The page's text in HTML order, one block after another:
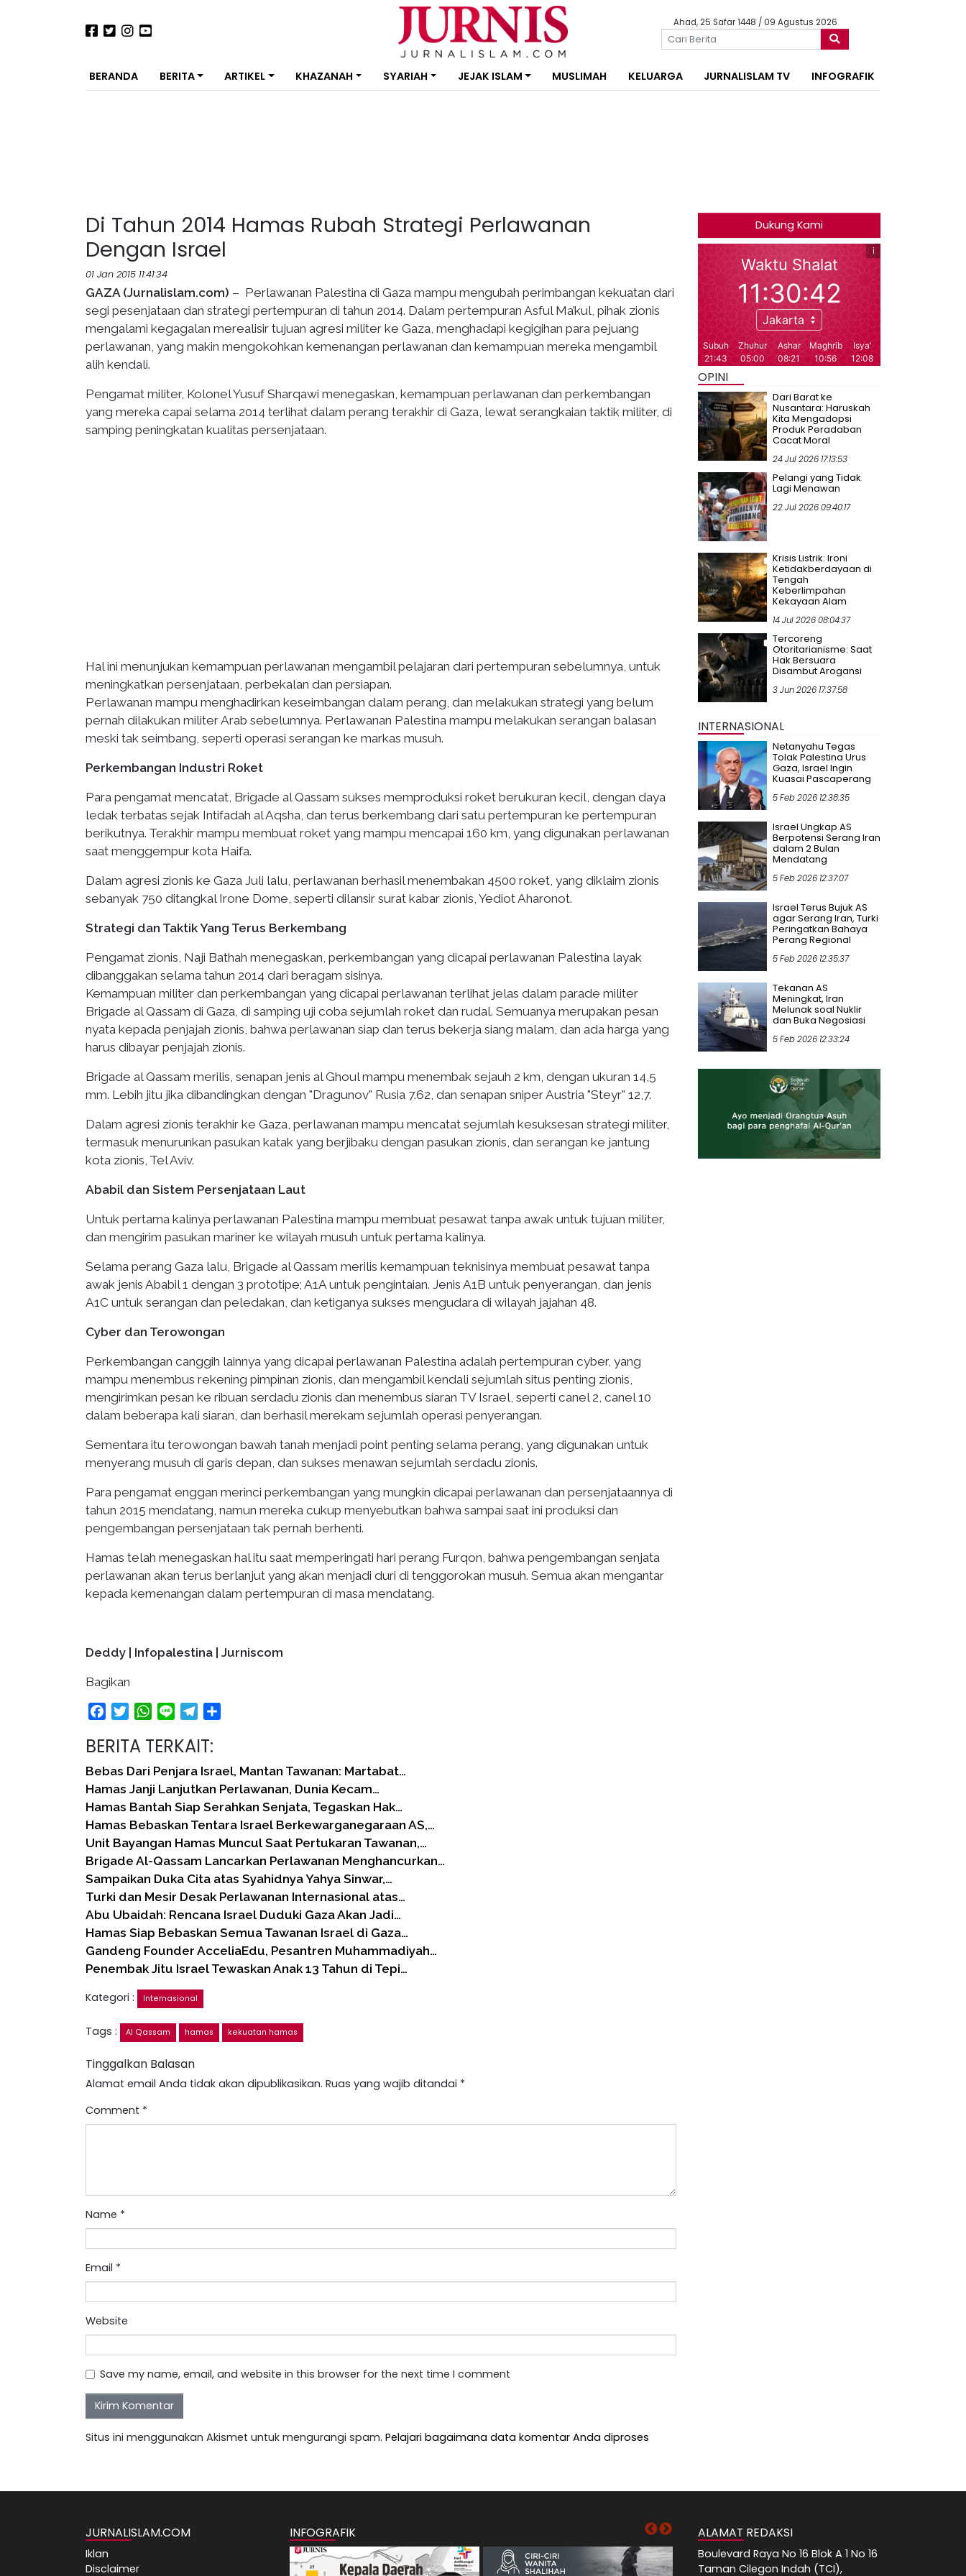
Ahad, 25 Safar 1448 / 09 Agustus 2026
BERANDA BERITA ARTIKEL KHAZANAH SYARIAH JEJAK ISLAM MUSLIMAH KELUARGA JURNALISLAM TV INFOGRAFIK
Di Tahun 2014 Hamas Rubah Strategi Perlawanan
Dengan Israel
01 Jan 2015 11:41:34
GAZA (Jurnalislam.com) – Perlawanan Palestina di Gaza mampu mengubah perimbangan kekuatan dari
segi pesenjataan dan strategi pertempuran di tahun 2014. Dalam pertempuran Asful Ma’kul, pihak zionis
mengalami kegagalan merealisir tujuan agresi militer ke Gaza, menghadapi kegigihan para pejuang
perlawanan, yang makin mengokohkan kemenangan perlawanan dan kemampuan mereka mengambil
alih kendali.
Pengamat militer, Kolonel Yusuf Sharqawi menegaskan, kemampuan perlawanan dan perkembangan
yang mereka capai selama 2014 terlihat dalam perang terakhir di Gaza, lewat serangkaian taktik militer, di
samping peningkatan kualitas persenjataan.
Hal ini menunjukan kemampuan perlawanan mengambil pelajaran dari pertempuran sebelumnya, untuk
meningkatkan persenjataan, perbekalan dan persiapan.
Perlawanan mampu menghadirkan keseimbangan dalam perang, dan melakukan strategi yang belum
pernah dilakukan militer Arab sebelumnya. Perlawanan Palestina mampu melakukan serangan balasan
meski tak seimbang, seperti operasi serangan ke markas musuh.
Perkembangan Industri Roket
Para pengamat mencatat, Brigade al Qassam sukses memproduksi roket berukuran kecil, dengan daya
ledak terbatas sejak Intifadah al Aqsha, dan terus berkembang dari satu pertempuran ke pertempuran
berikutnya. Terakhir mampu membuat roket yang mampu mencapai 160 km, yang digunakan perlawanan
saat menggempur kota Haifa.
Dalam agresi zionis ke Gaza Juli lalu, perlawanan berhasil menembakan 4500 roket, yang diklaim zionis
sebanyak 750 ditangkal Irone Dome, seperti dilansir surat kabar zionis, Yediot Aharonot.
Strategi dan Taktik Yang Terus Berkembang
Pengamat zionis, Naji Bathah menegaskan, perkembangan yang dicapai perlawanan Palestina layak
dibanggakan selama tahun 2014 dari beragam sisinya.
Kemampuan militer dan perkembangan yang dicapai perlawanan terlihat jelas dalam parade militer
Brigade al Qassam di Gaza, di samping uji coba sejumlah roket dan rudal. Semuanya merupakan pesan
nyata kepada penjajah zionis, bahwa perlawanan siap dan terus bekerja siang malam, dan ada harga yang
harus dibayar penjajah zionis.
Brigade al Qassam merilis, senapan jenis al Ghoul mampu menembak sejauh 2 km, dengan ukuran 14,5
mm. Lebih jitu jika dibandingkan dengan "Dragunov" Rusia 7.62, dan senapan sniper Austria "Steyr" 12,7.
Dalam agresi zionis terakhir ke Gaza, perlawanan mampu mencatat sejumlah kesuksesan strategi militer,
termasuk menurunkan pasukan katak yang berjibaku dengan pasukan zionis, dan serangan ke jantung
kota zionis, Tel Aviv.
Ababil dan Sistem Persenjataan Laut
Untuk pertama kalinya perlawanan Palestina mampu membuat pesawat tanpa awak untuk tujuan militer,
dan mengirim pasukan mariner ke wilayah musuh untuk pertama kalinya.
Selama perang Gaza lalu, Brigade al Qassam merilis kemampuan teknisinya membuat pesawat tanpa
awak jenis Ababil 1 dengan 3 prototipe; A1A untuk pengintaian. Jenis A1B untuk penyerangan, dan jenis
A1C untuk serangan dan peledakan, dan ketiganya sukses mengudara di wilayah jajahan 48.
Cyber dan Terowongan
Perkembangan canggih lainnya yang dicapai perlawanan Palestina adalah pertempuran cyber, yang
mampu menembus rekening pimpinan zionis, dan mengambil kendali sejumlah situs penting zionis,
mengirimkan pesan ke ribuan serdadu zionis dan menembus siaran TV Israel, seperti canel 2, canel 10
dalam beberapa kali siaran, dan berhasil merekam sejumlah operasi penyerangan.
Sementara itu terowongan bawah tanah menjadi point penting selama perang, yang digunakan untuk
menyerang musuh di garis depan, dan sukses menawan sejumlah serdadu zionis.
Para pengamat enggan merinci perkembangan yang mungkin dicapai perlawanan dan persenjataannya di
tahun 2015 mendatang, namun mereka cukup menyebutkan bahwa sampai saat ini produksi dan
pengembangan persenjataan tak pernah berhenti.
Hamas telah menegaskan hal itu saat memperingati hari perang Furqon, bahwa pengembangan senjata
perlawanan akan terus berlanjut yang akan menjadi duri di tenggorokan musuh. Semua akan mengantar
kepada kemenangan dalam pertempuran di masa mendatang.
Deddy | Infopalestina | Jurniscom
Bagikan
FacebookTwitterWhatsApp
Line Telegram
BERITA TERKAIT:
Bebas Dari Penjara Israel, Mantan Tawanan: Martabat…
Hamas Janji Lanjutkan Perlawanan, Dunia Kecam…
Hamas Bantah Siap Serahkan Senjata, Tegaskan Hak…
Hamas Bebaskan Tentara Israel Berkewarganegaraan AS,…
Unit Bayangan Hamas Muncul Saat Pertukaran Tawanan,…
Brigade Al-Qassam Lancarkan Perlawanan Menghancurkan…
Sampaikan Duka Cita atas Syahidnya Yahya Sinwar,…
Turki dan Mesir Desak Perlawanan Internasional atas…
Abu Ubaidah: Rencana Israel Duduki Gaza Akan Jadi…
Hamas Siap Bebaskan Semua Tawanan Israel di Gaza…
Gandeng Founder AcceliaEdu, Pesantren Muhammadiyah…
Penembak Jitu Israel Tewaskan Anak 13 Tahun di Tepi…
Kategori :
Internasional
Tags : Al Qassam hamas kekuatan hamas
Tinggalkan Balasan
Alamat email Anda tidak akan dipublikasikan. Ruas yang wajib ditandai *
Comment *
Name *
Email *
Website
Save my name, email, and website in this browser for the next time I comment
Situs ini menggunakan Akismet untuk mengurangi spam. Pelajari bagaimana data komentar Anda diproses
Dukung Kami
OPINI
Dari Barat ke
Nusantara: Haruskah
Kita Mengadopsi
Produk Peradaban
Cacat Moral
24 Jul 2026 17:13:53
Pelangi yang Tidak
Lagi Menawan
22 Jul 2026 09:40:17
Krisis Listrik: Ironi
Ketidakberdayaan di
Tengah
Keberlimpahan
Kekayaan Alam
14 Jul 2026 08:04:37
Tercoreng
Otoritarianisme: Saat
Hak Bersuara
Disambut Arogansi
3 Jun 2026 17:37:58
INTERNASIONAL
Netanyahu Tegas
Tolak Palestina Urus
Gaza, Israel Ingin
Kuasai Pascaperang
5 Feb 2026 12:38:35
Israel Ungkap AS
Berpotensi Serang Iran
dalam 2 Bulan
Mendatang
5 Feb 2026 12:37:07
Israel Terus Bujuk AS
agar Serang Iran, Turki
Peringatkan Bahaya
Perang Regional
5 Feb 2026 12:35:37
Tekanan AS
Meningkat, Iran
Melunak soal Nuklir
dan Buka Negosiasi
5 Feb 2026 12:33:24
JURNALISLAM.COM
Iklan
Disclaimer
INFOGRAFIK ALAMAT REDAKSI
Boulevard Raya No 16 Blok A 1 No 16
Taman Cilegon Indah (TCI),